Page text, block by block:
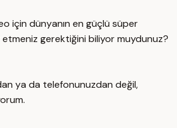
için dünyanın en güçlü süper
gerektiğini biliyor muydunuz?
ya da telefonunuzdan değil,